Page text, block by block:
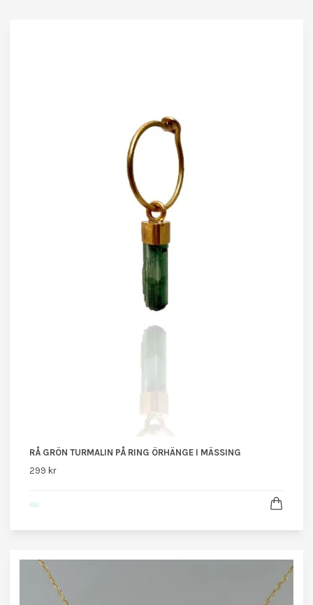
RÅ GRÖN TURMALIN PÅ RING ÖRHÄNGE I MÄSSING
299 kr